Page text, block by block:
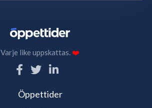
Varje like uppskattas.❤️
Öppettider